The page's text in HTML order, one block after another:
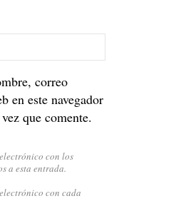
correo
en este navegador
que comente.
con los
a esta entrada.
con cada